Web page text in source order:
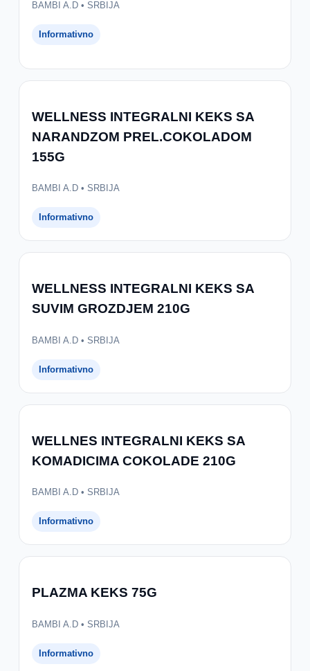
BAMBI A.D • SRBIJA
Informativno
WELLNESS INTEGRALNI KEKS SA
NARANDZOM PREL.COKOLADOM
155G
BAMBI A.D • SRBIJA
Informativno
WELLNESS INTEGRALNI KEKS SA
SUVIM GROZDJEM 210G
BAMBI A.D • SRBIJA
Informativno
WELLNES INTEGRALNI KEKS SA
KOMADICIMA COKOLADE 210G
BAMBI A.D • SRBIJA
Informativno
PLAZMA KEKS 75G
BAMBI A.D • SRBIJA
Informativno